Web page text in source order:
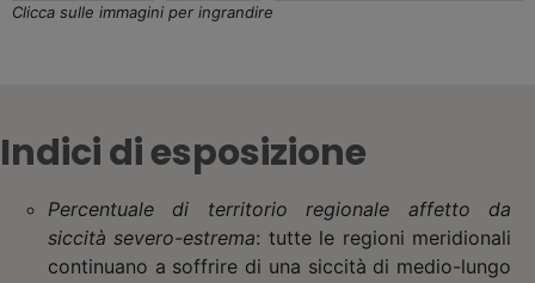
Clicca sulle immagini per ingrandire
Indici di esposizione
Percentuale di territorio regionale affetto da
siccità severo-estrema: tutte le regioni meridionali
continuano a soffrire di una siccità di medio-lungo